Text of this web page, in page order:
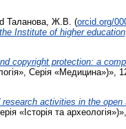
Таланова, Ж.В. (orcid.org/
Institute of higher
copyright protection: a
Серія
activities in the open
«Історія та